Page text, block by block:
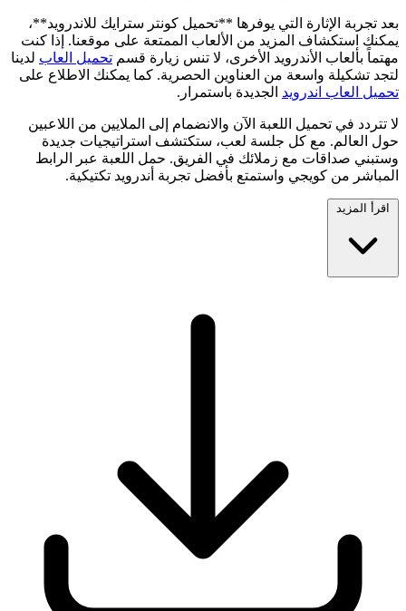
بعد تجربة الإثارة التي يوفرها **تحميل كونتر سترايك للاندرويد**،
يمكنك استكشاف المزيد من الألعاب الممتعة على موقعنا. إذا كنت
مهتماً بألعاب الأندرويد الأخرى، لا تنس زيارة قسم تحميل العاب لدينا
لتجد تشكيلة واسعة من العناوين الحصرية. كما يمكنك الاطلاع على
تحميل العاب اندرويد الجديدة باستمرار.
لا تتردد في تحميل اللعبة الآن والانضمام إلى الملايين من اللاعبين
حول العالم. مع كل جلسة لعب، ستكتشف استراتيجيات جديدة
وستبني صداقات مع زملائك في الفريق. حمل اللعبة عبر الرابط
المباشر من كويجي واستمتع بأفضل تجربة أندرويد تكتيكية.
اقرأ المزيد